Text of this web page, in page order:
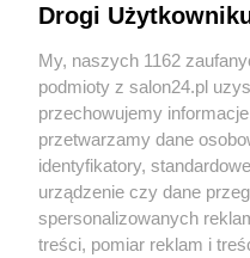
Sport
Społeczeństwo
Kultura
Drogi
My, naszych 1162
podmioty z salon24.pl
przechowujemy
przetwarzamy dane
identyfikatory,
urządzenie czy dane
spersonalizowanych
treści, pomiar reklam i